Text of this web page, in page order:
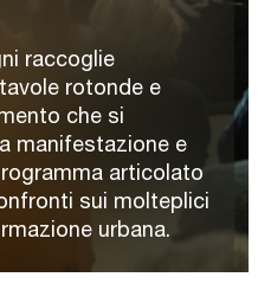
raccoglie
rotonde e
che si
manifestazione e
articolato
sui molteplici
urbana.